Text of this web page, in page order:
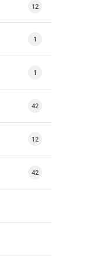
12
1
1
42
12
42